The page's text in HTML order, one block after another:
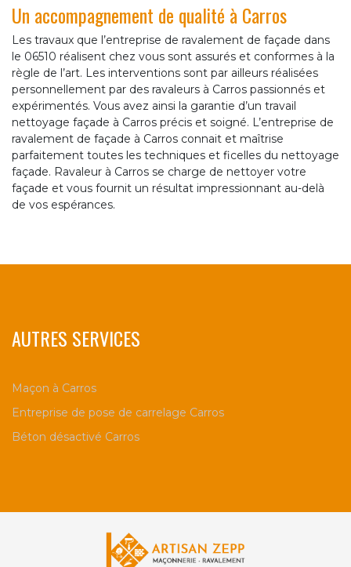
Un accompagnement de qualité à Carros
Les travaux que l’entreprise de ravalement de façade dans
le 06510 réalisent chez vous sont assurés et conformes à la
règle de l’art. Les interventions sont par ailleurs réalisées
personnellement par des ravaleurs à Carros passionnés et
expérimentés. Vous avez ainsi la garantie d’un travail
nettoyage façade à Carros précis et soigné. L’entreprise de
ravalement de façade à Carros connait et maîtrise
parfaitement toutes les techniques et ficelles du nettoyage
façade. Ravaleur à Carros se charge de nettoyer votre
façade et vous fournit un résultat impressionnant au-delà
de vos espérances.
AUTRES SERVICES
Maçon à Carros
Entreprise de pose de carrelage Carros
Béton désactivé Carros